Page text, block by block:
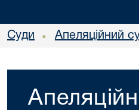
Суди • Апеляційний